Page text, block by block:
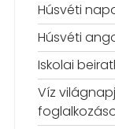
Húsvéti
Húsvéti
Iskolai
Víz